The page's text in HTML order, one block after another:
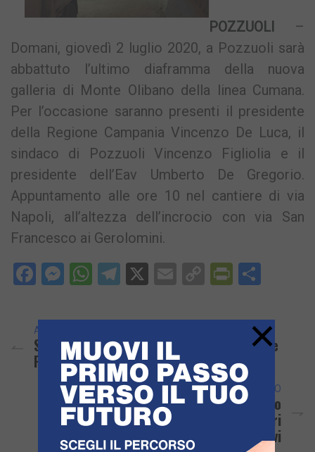
POZZUOLI
–
Domani, giovedì 2 luglio 2020, a Pozzuoli sarà
abbattuto l’ultimo diaframma della nuova
galleria di Monte Olibano della linea Cumana.
Per l’occasione saranno presenti il presidente
della Regione Campania Vincenzo De Luca, il
sindaco di Pozzuoli Vincenzo Figliolia e il
presidente dell’Eav Umberto De Gregorio.
Appuntamento alle ore 10 nel cantiere di via
Napoli, all’altezza dell’incrocio con via San
Francesco ai Gerolomini.
Facebook
Messenger
WhatsApp
Telegram
X EmailCopy
ARTICOLO PRECEDENTE
Sequestrate 14 Tonnellate Di Amfetamine
Prodotte In Siria Dall’Isis
ARTICOLO SUCCESSIVO
POZZUOLI/ Danni E Minacce Nel “Parco
Augusto”: Fermati Due Parcheggiatori
Abusivi
×